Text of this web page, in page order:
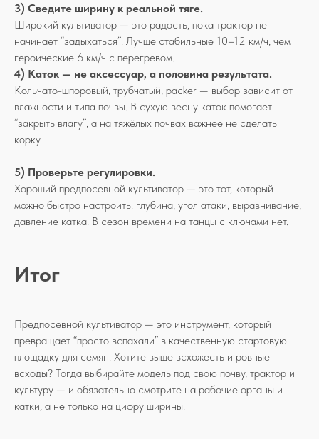
3) Сведите ширину к реальной тяге.
Широкий культиватор — это радость, пока трактор не
начинает “задыхаться”. Лучше стабильные 10–12 км/ч, чем
героические 6 км/ч с перегревом.
4) Каток — не аксессуар, а половина результата.
Кольчато-шпоровый, трубчатый, packer — выбор зависит от
влажности и типа почвы. В сухую весну каток помогает
“закрыть влагу”, а на тяжёлых почвах важнее не сделать
корку.
5) Проверьте регулировки.
Хороший предпосевной культиватор — это тот, который
можно быстро настроить: глубина, угол атаки, выравнивание,
давление катка. В сезон времени на танцы с ключами нет.
Итог
Предпосевной культиватор — это инструмент, который
превращает “просто вспахали” в качественную стартовую
площадку для семян. Хотите выше всхожесть и ровные
всходы? Тогда выбирайте модель под свою почву, трактор и
культуру — и обязательно смотрите на рабочие органы и
катки, а не только на цифру ширины.